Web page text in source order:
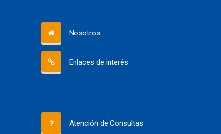
Nosotros
Enlaces de interés
Atención de Consultas